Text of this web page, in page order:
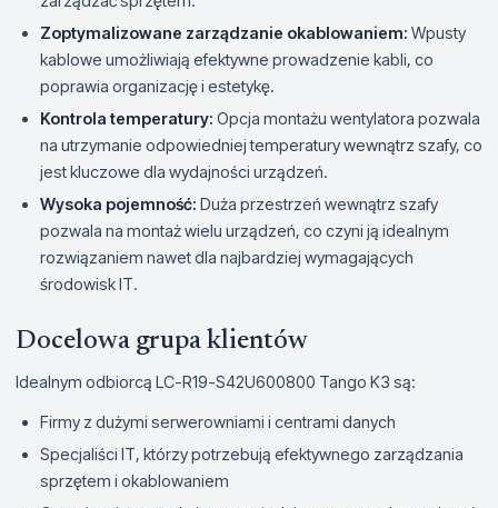
Zoptymalizowane zarządzanie okablowaniem: Wpusty
kablowe umożliwiają efektywne prowadzenie kabli, co
poprawia organizację i estetykę.
Kontrola temperatury: Opcja montażu wentylatora pozwala
na utrzymanie odpowiedniej temperatury wewnątrz szafy, co
jest kluczowe dla wydajności urządzeń.
Wysoka pojemność: Duża przestrzeń wewnątrz szafy
pozwala na montaż wielu urządzeń, co czyni ją idealnym
rozwiązaniem nawet dla najbardziej wymagających
środowisk IT.
Docelowa grupa klientów
Idealnym odbiorcą LC-R19-S42U600800 Tango K3 są:
Firmy z dużymi serwerowniami i centrami danych
Specjaliści IT, którzy potrzebują efektywnego zarządzania
sprzętem i okablowaniem